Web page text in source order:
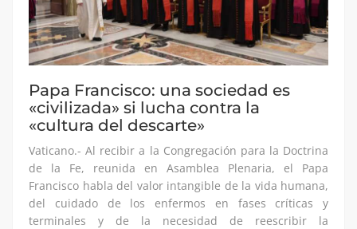
Papa Francisco: una sociedad es
«civilizada» si lucha contra la
«cultura del descarte»
Vaticano.- Al recibir a la Congregación para la Doctrina
de la Fe, reunida en Asamblea Plenaria, el Papa
Francisco habla del valor intangible de la vida humana,
del cuidado de los enfermos en fases críticas y
terminales y de la necesidad de reescribir la